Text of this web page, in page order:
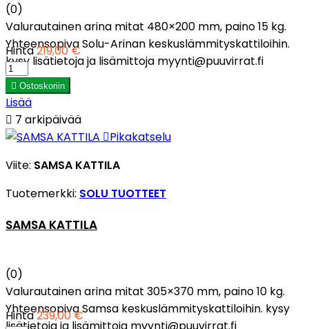
(0)
Valurautainen arina mitat 480×200 mm, paino 15 kg.
Yhteensopiva Solu-Arinan keskuslämmityskattiloihin.
kysy lisätietoja ja lisämittoja myynti@puuvirrat.fi
Hinta219,00 €
 Ostoskoriin
Lisää
 7 arkipäivää
Pikakatselu
Viite: SAMSA KATTILA
Tuotemerkki: SOLU TUOTTEET
SAMSA KATTILA
(0)
Valurautainen arina mitat 305×370 mm, paino 10 kg.
Yhteensopiva Samsa keskuslämmityskattiloihin. kysy
Hinta239,00 €